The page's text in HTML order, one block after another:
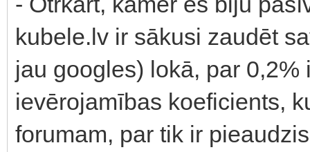
kubele.lv ir sākusi zaudēt
jau googles) lokā, par
ievērojamības koeficients,
forumam, par tik ir